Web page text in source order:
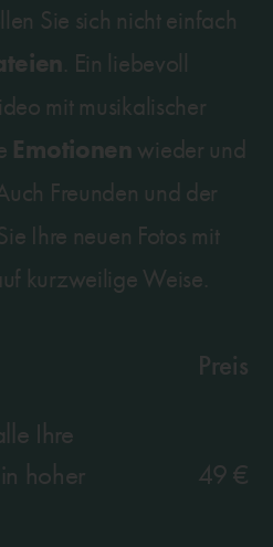
Sie sich nicht einfach
. Ein liebevoll
mit musikalischer
Emotionen wieder und
Freunden und der
Ihre neuen Fotos mit
kurzweilige Weise.
Preis
Ihre
hoher
49 €